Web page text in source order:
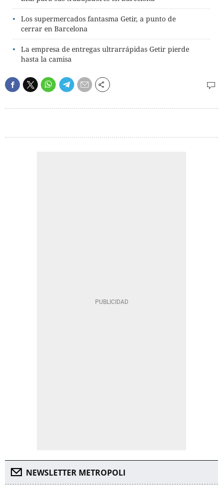
Los supermercados fantasma Getir, a punto de
cerrar en Barcelona
La empresa de entregas ultrarrápidas Getir pierde
hasta la camisa
NEWSLETTER METROPOLI